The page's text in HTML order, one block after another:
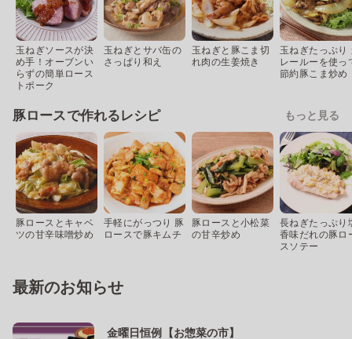
玉ねぎソースが決
め手！オーブンい
らずの簡単ロース
トポーク
玉ねぎとサバ缶の
さっぱり和え
玉ねぎと豚こま切
れ肉の生姜焼き
玉ねぎたっぷり
レールーを使っ
節約豚こま炒め
豚ロースで作れるレシピ もっと見る
豚ロースとキャベ
ツの甘辛味噌炒め
手軽にがっつり 豚
ロースで豚キムチ
豚ロースと小松菜
の甘辛炒め
長ねぎたっぷり
香味だれの豚ロ
スソテー
最新のお知らせ
金曜日恒例【お惣菜の市】